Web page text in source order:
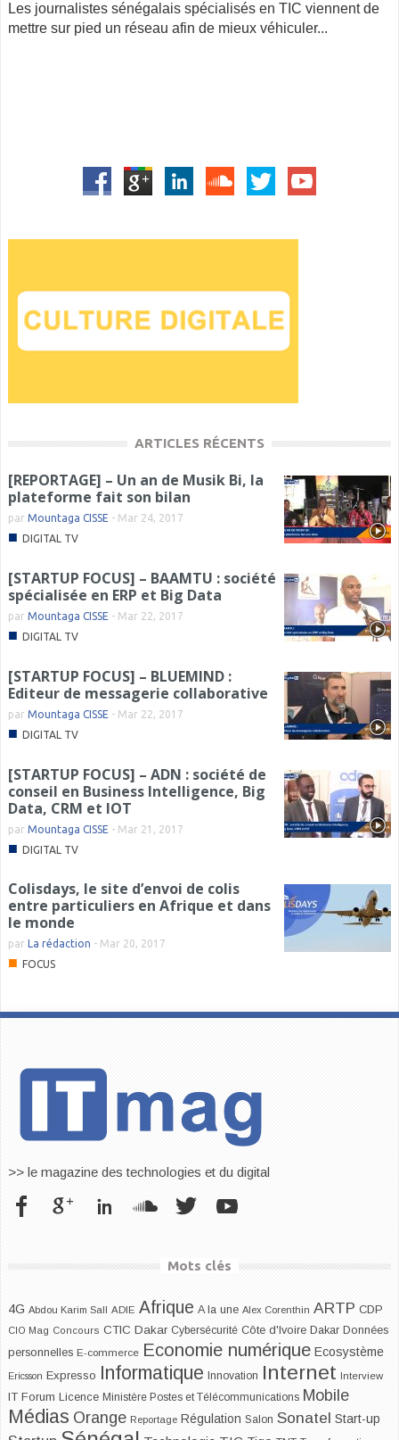
Les journalistes sénégalais spécialisés en TIC viennent de
mettre sur pied un réseau afin de mieux véhiculer...
ARTICLES RÉCENTS
[REPORTAGE] – Un an de Musik Bi, la
plateforme fait son bilan
par Mountaga CISSE - Mar 24, 2017
■ DIGITAL TV
[STARTUP FOCUS] – BAAMTU : société
spécialisée en ERP et Big Data
par Mountaga CISSE - Mar 22, 2017
■ DIGITAL TV
[STARTUP FOCUS] – BLUEMIND :
Editeur de messagerie collaborative
par Mountaga CISSE - Mar 22, 2017
■ DIGITAL TV
[STARTUP FOCUS] – ADN : société de
conseil en Business Intelligence, Big
Data, CRM et IOT
par Mountaga CISSE - Mar 21, 2017
■ DIGITAL TV
Colisdays, le site d’envoi de colis
entre particuliers en Afrique et dans
le monde
par La rédaction - Mar 20, 2017
■ FOCUS
>> le magazine des technologies et du digital
Mots clés
4G Abdou Karim Sall ADIE Afrique A la une Alex Corenthin ARTP CDP
CIO Mag Concours CTIC Dakar Cybersécurité Côte d'Ivoire Dakar Données
personnelles E-commerce Economie numérique Ecosystème
Ericsson Expresso Informatique Innovation Internet Interview
IT Forum Licence Ministère Postes et Télécommunications Mobile
Médias Orange Reportage Régulation Salon Sonatel Start-up